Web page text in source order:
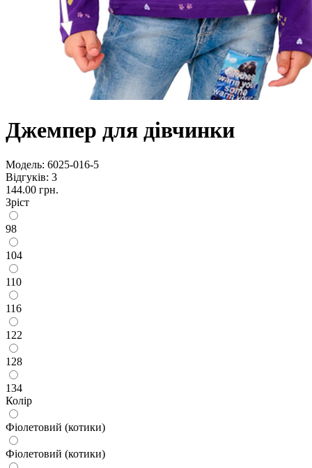
Джемпер для дівчинки
Модель: 6025-016-5
Відгуків: 3
144.00 грн.
Зріст
98
104
110
116
122
128
134
Колір
Фіолетовий (котики)
Фіолетовий (котики)